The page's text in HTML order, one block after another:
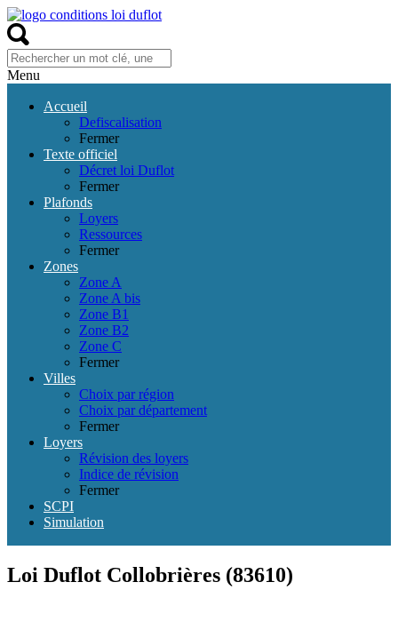
Menu
Accueil
Defiscalisation
Fermer
Texte officiel
Décret loi Duflot
Fermer
Plafonds
Loyers
Ressources
Fermer
Zones
Zone A
Zone A bis
Zone B1
Zone B2
Zone C
Fermer
Villes
Choix par région
Choix par département
Fermer
Loyers
Révision des loyers
Indice de révision
Fermer
SCPI
Simulation
Loi Duflot Collobrières (83610)